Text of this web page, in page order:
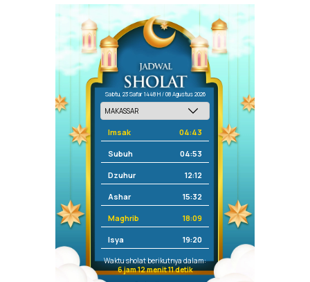
Sabtu, 23 Safar 1448 H / 08 Agustus 2026
Imsak 04:43
Subuh 04:53
Dzuhur 12:12
Ashar 15:32
Maghrib 18:09
Isya 19:20
Waktu sholat berikutnya dalam:
6 jam 12 menit 11 detik